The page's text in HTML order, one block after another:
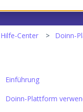
Es gibt keine
Hilfe-Center Doinn-
Einführung
Einrichten der
Doinn-Plattform